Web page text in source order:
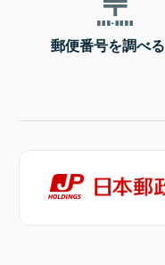
郵便番号を調べる